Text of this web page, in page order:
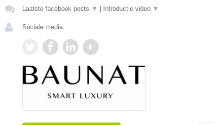
Laatste facebook posts ▼ Introductie video ▼
Sociale media: